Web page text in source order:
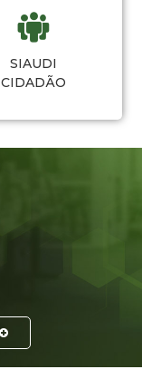
SIAUDI
CIDADÃO